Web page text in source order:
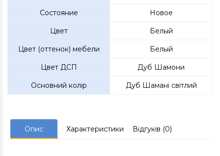
Состояние Новое
Цвет Белый
Цвет (оттенок) мебели Белый
Цвет ДСП Дуб Шамони
Основний колір Дуб Шамані світлий
Опис Характеристики Відгуків (0)